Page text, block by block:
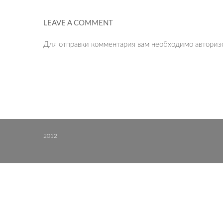
LEAVE A COMMENT
Для отправки комментария вам необходимо
2012